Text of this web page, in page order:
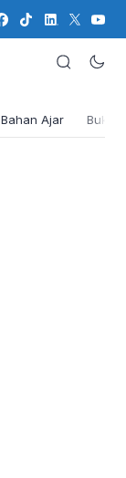
Bahan Ajar Buku